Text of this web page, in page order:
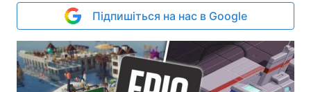
Підпишіться на нас в Google